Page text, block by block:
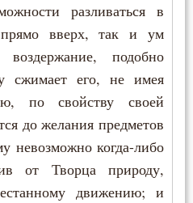
разливаться в
прямо вверх, так и ум
воздержание, подобно
сжимает его, не имея
по свойству своей
до желания предметов
невозможно когда-либо
от Творца природу,
движению; и